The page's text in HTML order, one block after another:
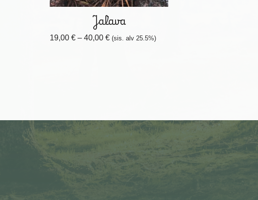
Jalava
19,00 € – 40,00 € (sis. alv 25.5%)